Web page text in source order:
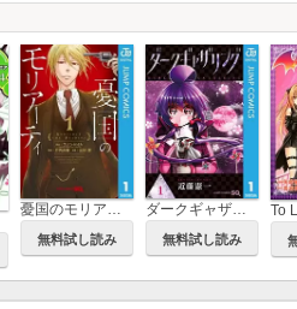
無料試し読み 無料試し読み